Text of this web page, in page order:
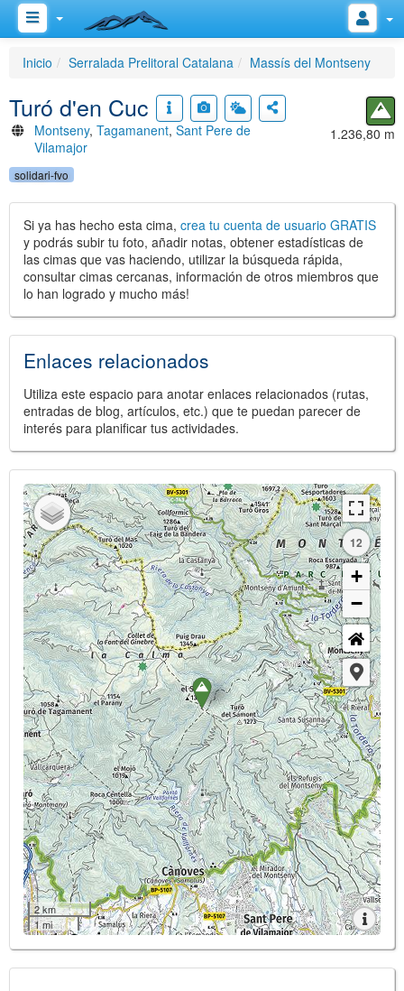
Inicio Serralada Prelitoral Catalana Massís del Montseny
Turó d'en Cuc
Montseny, Tagamanent, Sant Pere de
Vilamajor
1.236,80 m
solidari-fvo
Si ya has hecho esta cima, crea tu cuenta de usuario GRATIS
y podrás subir tu foto, añadir notas, obtener estadísticas de
las cimas que vas haciendo, utilizar la búsqueda rápida,
consultar cimas cercanas, información de otros miembros que
lo han logrado y mucho más!
Enlaces relacionados
Utiliza este espacio para anotar enlaces relacionados (rutas,
entradas de blog, artículos, etc.) que te puedan parecer de
interés para planificar tus actividades.
12
+
−
2 km
1 mi